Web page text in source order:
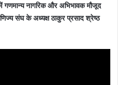
गणमान्य नागरिक और अभिभावक मौजूद
संघ के अध्यक्ष ठाकुर प्रसाद श्रेष्ठ